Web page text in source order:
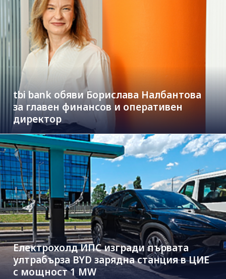
tbi bank обяви Борислава Налбантова
за главен финансов и оперативен
директор
Електрохолд ИПС изгради първата
ултрабърза BYD зарядна станция в ЦИЕ
с мощност 1 MW